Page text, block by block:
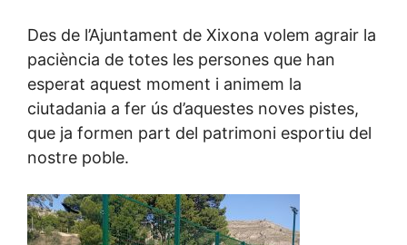
Des de l’Ajuntament de Xixona volem agrair la
paciència de totes les persones que han
esperat aquest moment i animem la
ciutadania a fer ús d’aquestes noves pistes,
que ja formen part del patrimoni esportiu del
nostre poble.